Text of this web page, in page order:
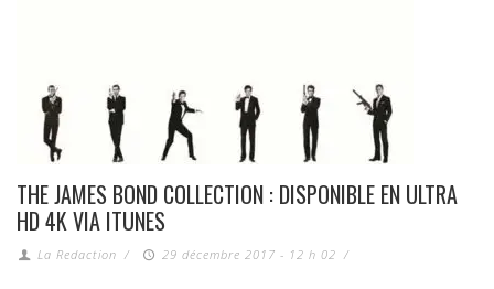
THE JAMES BOND COLLECTION : DISPONIBLE EN ULTRA
HD 4K VIA ITUNES
La Redaction / 29 décembre 2017 - 12 h 02 /